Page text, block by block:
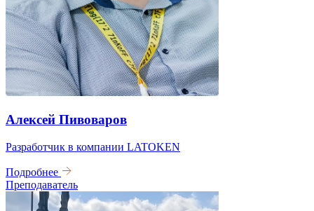
Алексей Пивоваров
Разработчик в компании LATOKEN
Подробнее
Преподаватель